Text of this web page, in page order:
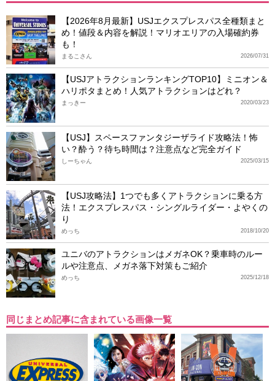
【2026年8月最新】USJエクスプレスパス全種類まと
め！値段＆内容を解説！マリオエリアの入場確約券
も！
2026/07/31
まるこさん
【USJアトラクションランキングTOP10】ミニオン＆
ハリポタまとめ！人気アトラクションはどれ？
2020/03/23
まっきー
【USJ】スペースファンタジーザライド攻略法！怖
い？酔う？待ち時間は？注意点など完全ガイド
2025/03/15
しーちゃん
【USJ攻略法】1つでも多くアトラクションに乗る方
法！エクスプレスパス・シングルライダー・よやくの
り
2018/10/20
めっち
ユニバのアトラクションはメガネOK？乗車時のルー
ルや注意点、メガネ落下対策もご紹介
2025/12/18
めっち
同じまとめ記事に含まれている画像一覧